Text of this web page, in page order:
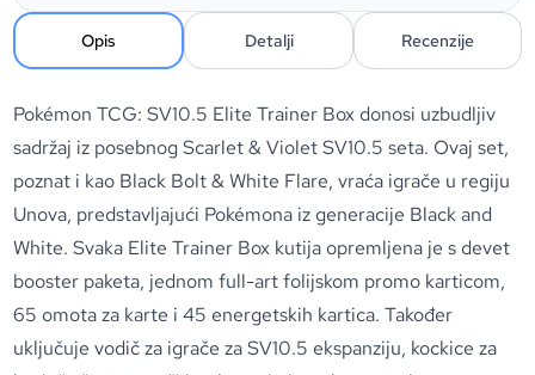
Opis Detalji Recenzije
Pokémon TCG: SV10.5 Elite Trainer Box donosi uzbudljiv
sadržaj iz posebnog Scarlet & Violet SV10.5 seta. Ovaj set,
poznat i kao Black Bolt & White Flare, vraća igrače u regiju
Unova, predstavljajući Pokémona iz generacije Black and
White. Svaka Elite Trainer Box kutija opremljena je s devet
booster paketa, jednom full-art folijskom promo karticom,
65 omota za karte i 45 energetskih kartica. Također
uključuje vodič za igrače za SV10.5 ekspanziju, kockice za